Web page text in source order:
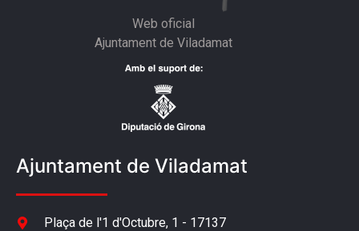
Web oficial
Ajuntament de Viladamat
Ajuntament de Viladamat
Plaça de l'1 d'Octubre, 1 - 17137